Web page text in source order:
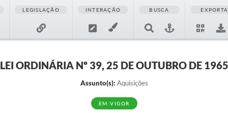
LEGISLAÇÃO INTERAÇÃO BUSCA
LEI ORDINÁRIA Nº 39, 25 DE OUTUBRO DE 1965
Assunto(s): Aquisições
EM VIGOR